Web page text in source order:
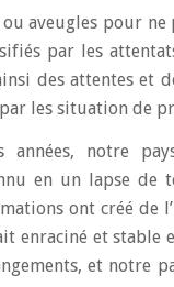
aveugles pour ne
par les
des attentes et
les situation de
années, notre
en un lapse de
ont créé de
enraciné et stable
et notre